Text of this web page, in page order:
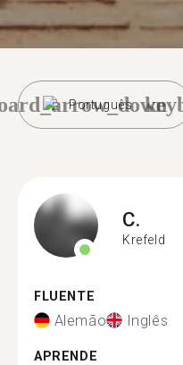
Português
C.
Krefeld
FLUENTE
Alemão Inglês
APRENDE